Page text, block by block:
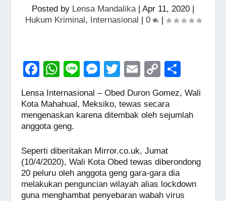
Posted by Lensa Mandalika| Apr 11, 2020 |
Hukum Kriminal, Internasional | 0 |
F
a
c
e
b
o
o
k
W
at
s
A
p
p
Li
e
M
e
ss
e
g
er
T
wi
tt
er
E
m
ail
C
p
y
n
k
h
ar
e
Lensa Internasional – Obed Duron Gomez, Wali
Kota Mahahual, Meksiko, tewas secara
mengenaskan karena ditembak oleh sejumlah
anggota geng.
Seperti diberitakan Mirror.co.uk, Jumat
(10/4/2020), Wali Kota Obed tewas diberondong
20 peluru oleh anggota geng gara-gara dia
melakukan penguncian wilayah alias lockdown
guna menghambat penyebaran wabah virus